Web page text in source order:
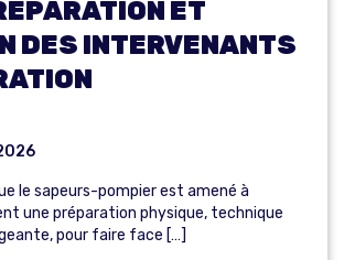
ET
DES INTERVENANTS
le sapeurs-pompier est amené à
une préparation physique, technique
pour faire face […]